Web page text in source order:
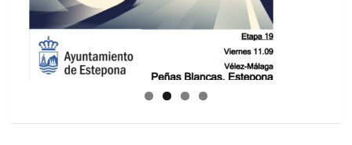
GUIA DE INSTALACIONES DEPORTIVAS